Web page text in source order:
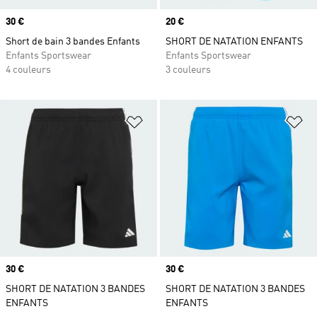
Prix
30 €
Short de bain 3 bandes Enfants
Enfants Sportswear
4 couleurs
Prix
20 €
SHORT DE NATATION ENFANTS
Enfants Sportswear
3 couleurs
Ajouter à la Liste de produits
Prix
30 €
SHORT DE NATATION 3 BANDES
ENFANTS
Prix
30 €
SHORT DE NATATION 3 BANDES
ENFANTS